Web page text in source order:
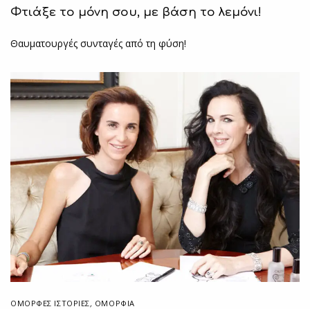
Φτιάξε το μόνη σου, με βάση το λεμόνι!
Θαυματουργές συνταγές από τη φύση!
ΌΜΟΡΦΕΣ ΙΣΤΟΡΊΕΣ, ΟΜΟΡΦΙΑ